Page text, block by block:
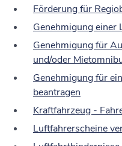
Förderung für
Genehmigung einer
Genehmigung für
und/oder
Genehmigung für
beantragen
Kraftfahrzeug -
Luftfahrerscheine